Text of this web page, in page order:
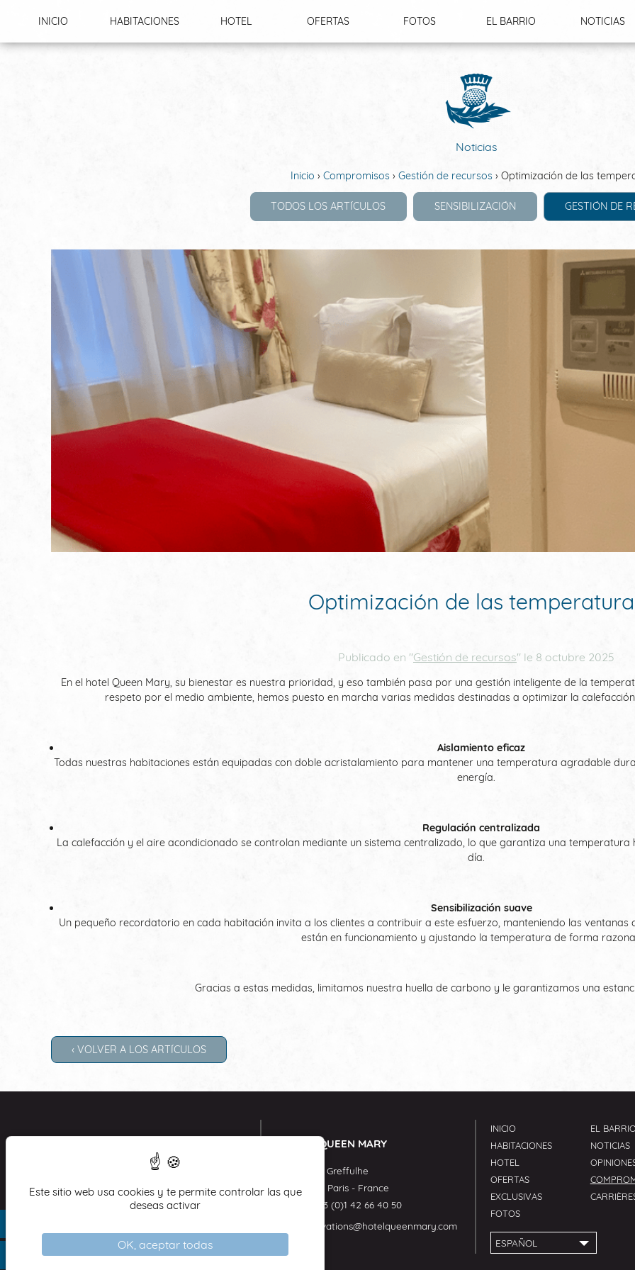
INICIO HABITACIONES HOTEL OFERTAS FOTOS EL BARRIO NOTICIAS
Noticias
Inicio Compromisos Gestión de recursos Optimización de las
TODOS LOS ARTÍCULOS SENSIBILIZACIÓN GESTIÓN DE
Optimización de las
Publicado en "Gestión de recursos" le 8 octubre 2025
En el hotel Queen Mary, su bienestar es nuestra prioridad, y eso también pasa por una gestión inteligente de la
respeto por el medio ambiente, hemos puesto en marcha varias medidas destinadas a optimizar la
Aislamiento eficaz
Todas nuestras habitaciones están equipadas con doble acristalamiento para mantener una temperatura agradable
energía.
Regulación centralizada
La calefacción y el aire acondicionado se controlan mediante un sistema centralizado, lo que garantiza una
día.
Sensibilización suave
Un pequeño recordatorio en cada habitación invita a los clientes a contribuir a este esfuerzo, manteniendo las
están en funcionamiento y ajustando la temperatura de forma
Gracias a estas medidas, limitamos nuestra huella de carbono y le garantizamos una
‹ VOLVER A LOS ARTÍCULOS
HOTEL QUEEN MARY
9 Rue Greffulhe
75008
Paris- France
+33 (0)1 42 66 40 50
reservations@hotelqueenmary.com
INICIO
HABITACIONES
HOTEL
OFERTAS
EXCLUSIVAS
FOTOS
EL
NOTICIAS
ESPAÑOL
Este sitio web usa cookies y te permite controlar las que
deseas activar
OK, aceptar todas